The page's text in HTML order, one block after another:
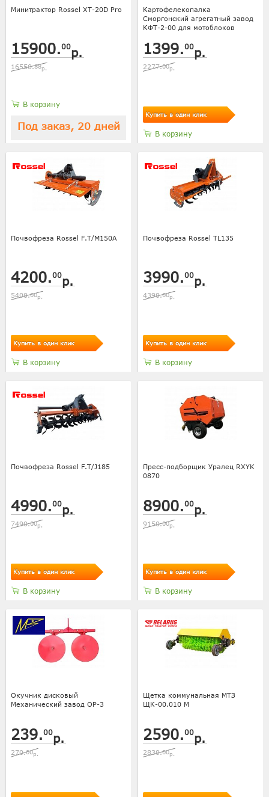
Минитрактор Rossel XT-20D Pro
15900.00р.
16550.88р.
В корзину
Под заказ, 20 дней
Картофелекопалка
Сморгонский агрегатный завод
КФТ-2-00 для мотоблоков
1399.00р.
2277.00р.
Купить в один клик
В корзину
Почвофреза Rossel F.T/M150A
4200.00р.
5400.00р.
Купить в один клик
В корзину
Почвофреза Rossel TL135
3990.00р.
4390.00р.
Купить в один клик
В корзину
Почвофреза Rossel F.T/J185
4990.00р.
7490.00р.
Купить в один клик
В корзину
Пресс-подборщик Уралец RXYK
0870
8900.00р.
9150.00р.
Купить в один клик
В корзину
Окучник дисковый
Механический завод ОР-3
239.00р.
270.00р.
Щетка коммунальная МТЗ
ЩК-00.010 М
2590.00р.
2830.00р.